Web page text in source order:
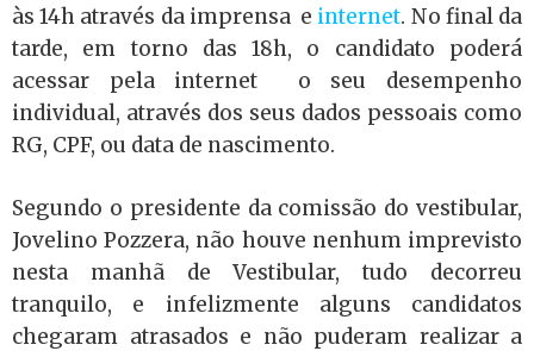
às 14h através da imprensa e internet. No final da
tarde, em torno das 18h, o candidato poderá
acessar pela internet o seu desempenho
individual, através dos seus dados pessoais como
RG, CPF, ou data de nascimento.
Segundo o presidente da comissão do vestibular,
Jovelino Pozzera, não houve nenhum imprevisto
nesta manhã de Vestibular, tudo decorreu
tranquilo, e infelizmente alguns candidatos
chegaram atrasados e não puderam realizar a